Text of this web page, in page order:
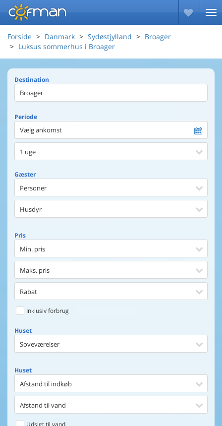
Forside Danmark Sydøstjylland
Broager
Luksus sommerhus i Broager
Destination
Periode
Vælg ankomst
1 uge
Gæster
Personer
Husdyr
Pris
Min. pris
Maks. pris
Rabat
Inklusiv forbrug
Huset
Soveværelser
Huset
Afstand til indkøb
Afstand til vand
Udsigt til vand